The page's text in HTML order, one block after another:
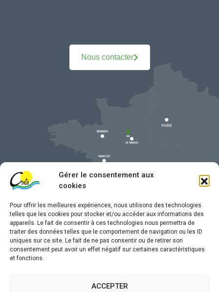
Gérer le consentement aux
cookies
Pour offrir les meilleures expériences, nous utilisons des technologies
telles que les cookies pour stocker et/ou accéder aux informations des
appareils. Le fait de consentir à ces technologies nous permettra de
traiter des données telles que le comportement de navigation ou les ID
uniques sur ce site. Le fait de ne pas consentir ou de retirer son
consentement peut avoir un effet négatif sur certaines caractéristiques
et fonctions.
ACCEPTER
Nous contacter
Mentions légales
Traitement de données personnelles